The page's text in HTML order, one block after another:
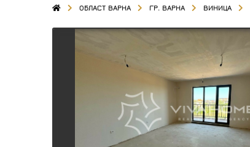
ОБЛАСТ ВАРНА ГР. ВАРНА ВИНИЦА